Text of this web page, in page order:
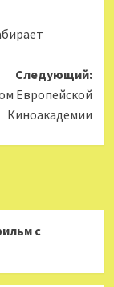
Следующий:
Европейской
Киноакадемии
с